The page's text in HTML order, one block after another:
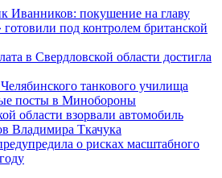
Иванников: покушение на главу
готовили под контролем британской
в Свердловской области достигла
танкового училища
посты в Минобороны
области взорвали автомобиль
Владимира Ткачука
о рисках масштабного